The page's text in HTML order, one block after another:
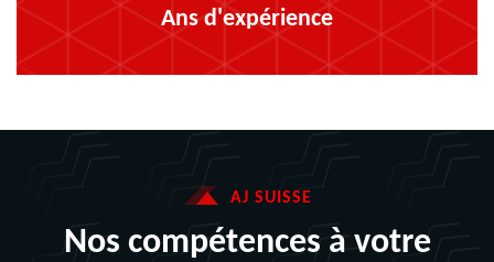
Ans d'expérience
AJ SUISSE
Nos compétences à votre